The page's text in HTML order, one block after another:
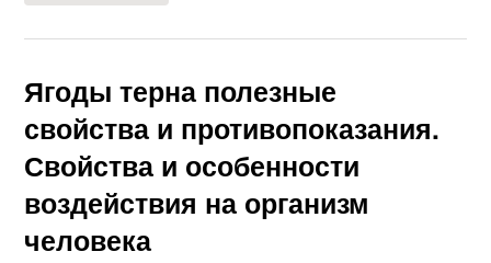
Ягоды терна полезные
свойства и противопоказания.
Свойства и особенности
воздействия на организм
человека